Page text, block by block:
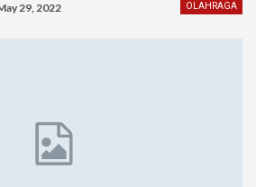
OLAHRAGA
29, 2022